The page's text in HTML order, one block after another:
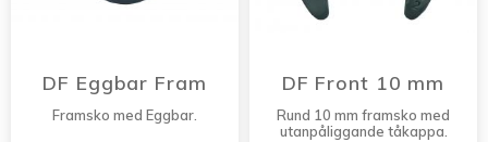
DF Eggbar Fram
Framsko med Eggbar.
DF Front 10 mm
Rund 10 mm framsko med
utanpåliggande tåkappa.